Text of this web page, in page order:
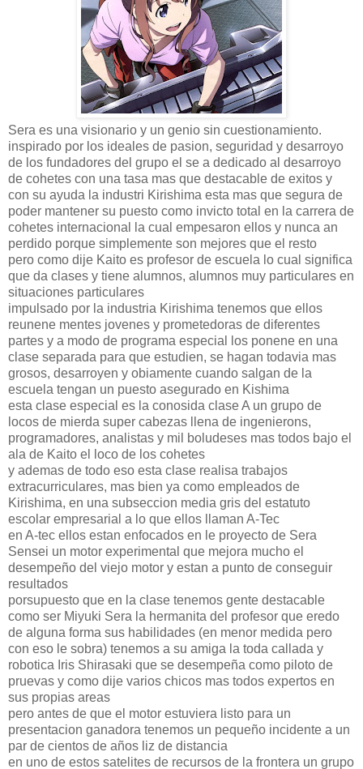
Sera es una visionario y un genio sin cuestionamiento.
inspirado por los ideales de pasion, seguridad y desarroyo
de los fundadores del grupo el se a dedicado al desarroyo
de cohetes con una tasa mas que destacable de exitos y
con su ayuda la industri Kirishima esta mas que segura de
poder mantener su puesto como invicto total en la carrera de
cohetes internacional la cual empesaron ellos y nunca an
perdido porque simplemente son mejores que el resto
pero como dije Kaito es profesor de escuela lo cual significa
que da clases y tiene alumnos, alumnos muy particulares en
situaciones particulares
impulsado por la industria Kirishima tenemos que ellos
reunene mentes jovenes y prometedoras de diferentes
partes y a modo de programa especial los ponene en una
clase separada para que estudien, se hagan todavia mas
grosos, desarroyen y obiamente cuando salgan de la
escuela tengan un puesto asegurado en Kishima
esta clase especial es la conosida clase A un grupo de
locos de mierda super cabezas llena de ingenierons,
programadores, analistas y mil boludeses mas todos bajo el
ala de Kaito el loco de los cohetes
y ademas de todo eso esta clase realisa trabajos
extracurriculares, mas bien ya como empleados de
Kirishima, en una subseccion media gris del estatuto
escolar empresarial a lo que ellos llaman A-Tec
en A-tec ellos estan enfocados en le proyecto de Sera
Sensei un motor experimental que mejora mucho el
desempeño del viejo motor y estan a punto de conseguir
resultados
porsupuesto que en la clase tenemos gente destacable
como ser Miyuki Sera la hermanita del profesor que eredo
de alguna forma sus habilidades (en menor medida pero
con eso le sobra) tenemos a su amiga la toda callada y
robotica Iris Shirasaki que se desempeña como piloto de
pruevas y como dije varios chicos mas todos expertos en
sus propias areas
pero antes de que el motor estuviera listo para un
presentacion ganadora tenemos un pequeño incidente a un
par de cientos de años liz de distancia
en uno de estos satelites de recursos de la frontera un grupo